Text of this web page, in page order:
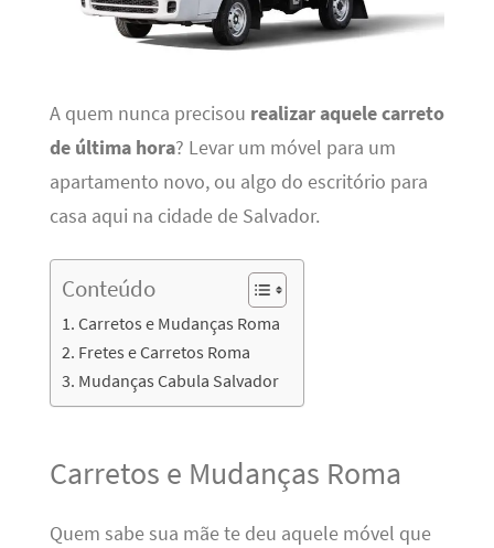
A quem nunca precisou realizar aquele carreto
de última hora? Levar um móvel para um
apartamento novo, ou algo do escritório para
casa aqui na cidade de Salvador.
Conteúdo
Carretos e Mudanças Roma
Fretes e Carretos Roma
Mudanças Cabula Salvador
Carretos e Mudanças Roma
Quem sabe sua mãe te deu aquele móvel que